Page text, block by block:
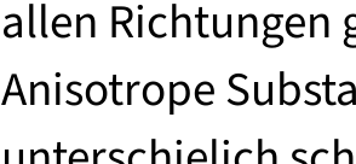
allen Richtungen
Anisotrope